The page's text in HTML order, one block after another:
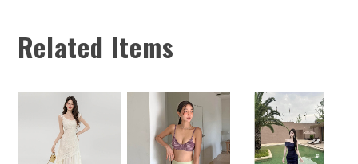
Related Items